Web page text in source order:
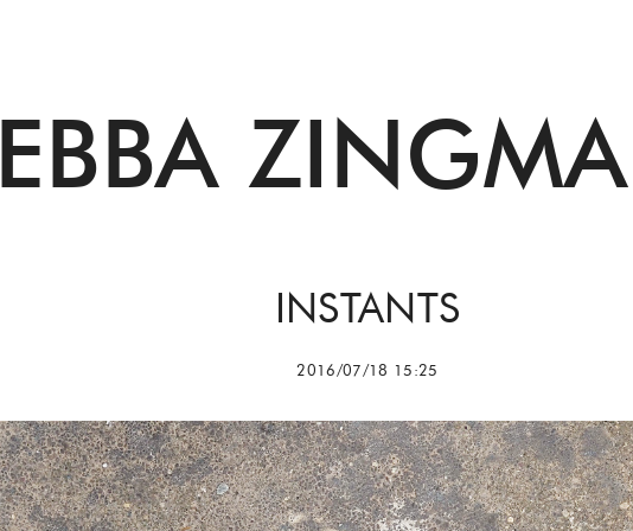
EBBA
INSTANTS
2016/07/18 15:25